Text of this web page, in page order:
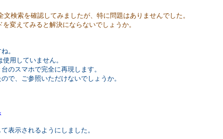
検索を確認してみましたが、特に問題はありませんでした。
変えてみると解決にならないでしょうか。
。
用していません。
のスマホで完全に再現します。
で、ご参照いただけないでしょうか。
表示されるようにしました。